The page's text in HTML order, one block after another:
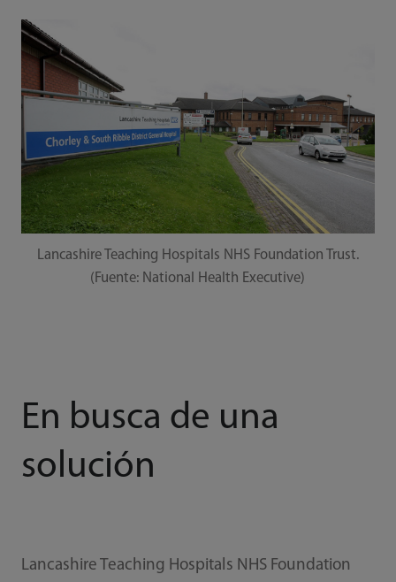
Lancashire Teaching Hospitals NHS Foundation Trust.
(Fuente: National Health Executive)
En busca de una
solución
Lancashire Teaching Hospitals NHS Foundation